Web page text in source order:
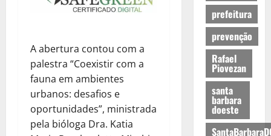
A abertura contou com a
palestra “Coexistir com a
fauna em ambientes
urbanos: desafios e
oportunidades”, ministrada
pela bióloga Dra. Katia
prefeitura
prevenção
Rafael
Piovezan
santa
barbara
doeste